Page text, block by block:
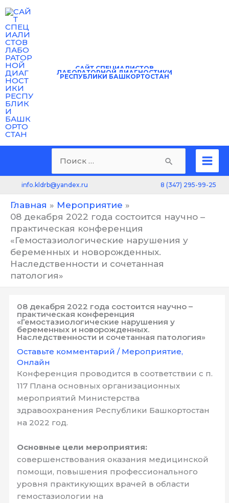
Перейти
содержимому
САЙТ СПЕЦИАЛИСТОВ
ЛАБОРАТОРНОЙ ДИАГНОСТИКИ
РЕСПУБЛИКИ БАШКОРТОСТАН
Main
info.kldrb@yandex.ru 8 (347) 295-99-25
Главная
Мероприятие
08 декабря 2022 года состоится научно –
практическая конференция
«Гемостазиологические нарушения у
беременных и новорожденных.
Наследственности и сочетанная
патология»
08 декабря 2022 года состоится научно –
практическая конференция
«Гемостазиологические нарушения у
беременных и новорожденных.
Наследственности и сочетанная патология»
Оставьте комментарий / Мероприятие,
Онлайн
Конференция проводится в соответствии с п.
117 Плана основных организационных
мероприятий Министерства
здравоохранения Республики Башкортостан
на 2022 год.
Основные цели мероприятия:
совершенствования оказания медицинской
помощи, повышения профессионального
уровня практикующих врачей в области
гемостазиологии на